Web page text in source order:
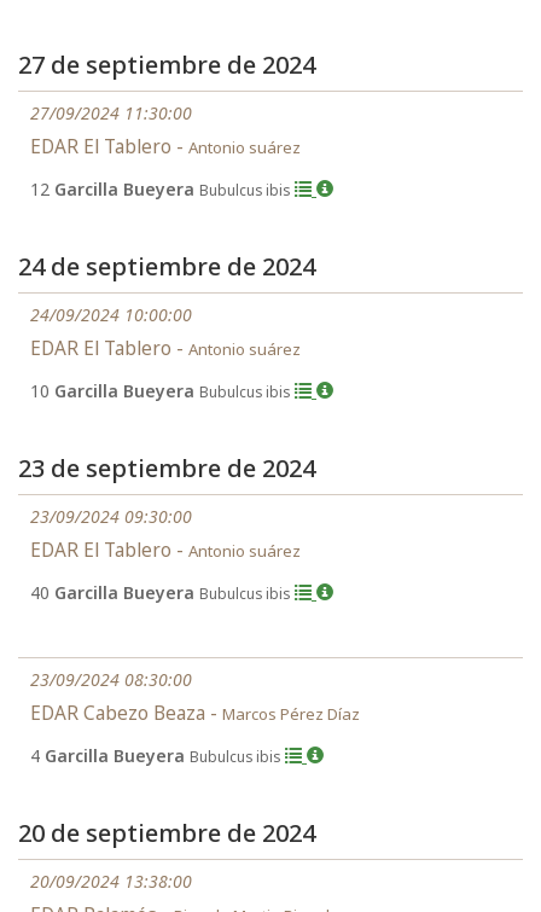
27 de septiembre de 2024
27/09/2024 11:30:00
EDAR El Tablero - Antonio suárez
12 Garcilla Bueyera Bubulcus ibis
24 de septiembre de 2024
24/09/2024 10:00:00
EDAR El Tablero - Antonio suárez
10 Garcilla Bueyera Bubulcus ibis
23 de septiembre de 2024
23/09/2024 09:30:00
EDAR El Tablero - Antonio suárez
40 Garcilla Bueyera Bubulcus ibis
23/09/2024 08:30:00
EDAR Cabezo Beaza - Marcos Pérez Díaz
4 Garcilla Bueyera Bubulcus ibis
20 de septiembre de 2024
20/09/2024 13:38:00